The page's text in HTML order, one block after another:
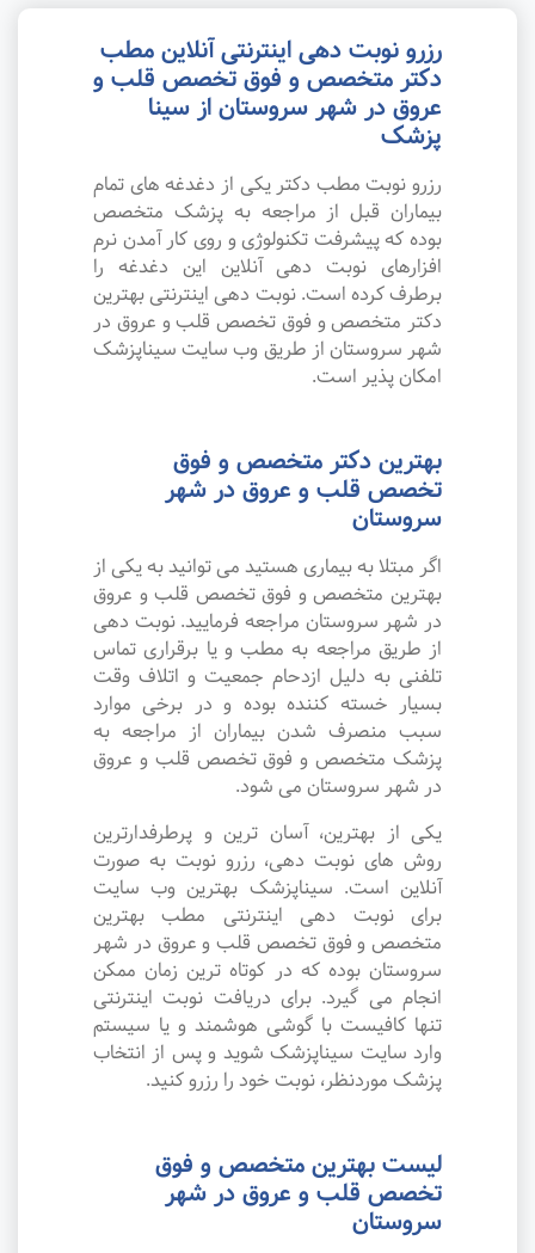
رزرو نوبت دهی اینترنتی آنلاین مطب
دکتر متخصص و فوق تخصص قلب و
عروق در شهر سروستان از سینا
پزشک
رزرو نوبت مطب دکتر یکی از دغدغه های تمام
بیماران قبل از مراجعه به پزشک متخصص
بوده که پیشرفت تکنولوژی و روی کار آمدن نرم
افزارهای نوبت دهی آنلاین این دغدغه را
برطرف کرده است. نوبت دهی اینترنتی بهترین
دکتر متخصص و فوق تخصص قلب و عروق در
شهر سروستان از طریق وب سایت سیناپزشک
امکان پذیر است.
بهترین دکتر متخصص و فوق
تخصص قلب و عروق در شهر
سروستان
اگر مبتلا به بیماری هستید می توانید به یکی از
بهترین متخصص و فوق تخصص قلب و عروق
در شهر سروستان مراجعه فرمایید. نوبت دهی
از طریق مراجعه به مطب و یا برقراری تماس
تلفنی به دلیل ازدحام جمعیت و اتلاف وقت
بسیار خسته کننده بوده و در برخی موارد
سبب منصرف شدن بیماران از مراجعه به
پزشک متخصص و فوق تخصص قلب و عروق
در شهر سروستان می شود.
یکی از بهترین، آسان ترین و پرطرفدارترین
روش های نوبت دهی، رزرو نوبت به صورت
آنلاین است. سیناپزشک بهترین وب سایت
برای نوبت دهی اینترنتی مطب بهترین
متخصص و فوق تخصص قلب و عروق در شهر
سروستان بوده که در کوتاه ترین زمان ممکن
انجام می گیرد. برای دریافت نوبت اینترنتی
تنها کافیست با گوشی هوشمند و یا سیستم
وارد سایت سیناپزشک شوید و پس از انتخاب
پزشک موردنظر، نوبت خود را رزرو کنید.
لیست بهترین متخصص و فوق
تخصص قلب و عروق در شهر
سروستان